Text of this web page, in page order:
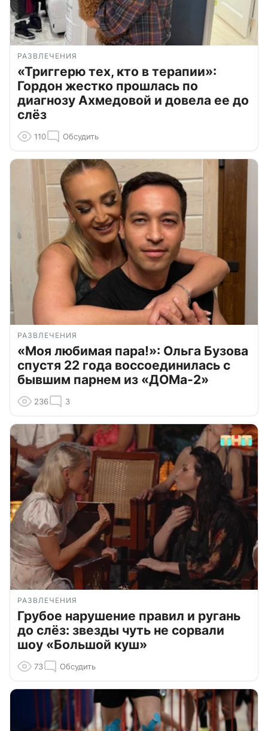
РАЗВЛЕЧЕНИЯ
«Триггерю тех, кто в терапии»:
Гордон жестко прошлась по
диагнозу Ахмедовой и довела ее до
слёз
110 Обсудить
РАЗВЛЕЧЕНИЯ
«Моя любимая пара!»: Ольга Бузова
спустя 22 года воссоединилась с
бывшим парнем из «ДОМа-2»
236 3
РАЗВЛЕЧЕНИЯ
Грубое нарушение правил и ругань
до слёз: звезды чуть не сорвали
шоу «Большой куш»
73 Обсудить